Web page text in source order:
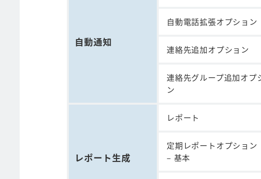
自動通知
自動電話拡張オプション
連絡先追加オプション
連絡先グループ追加オプ
ン
レポート生成
レポート
定期レポートオプション
– 基本